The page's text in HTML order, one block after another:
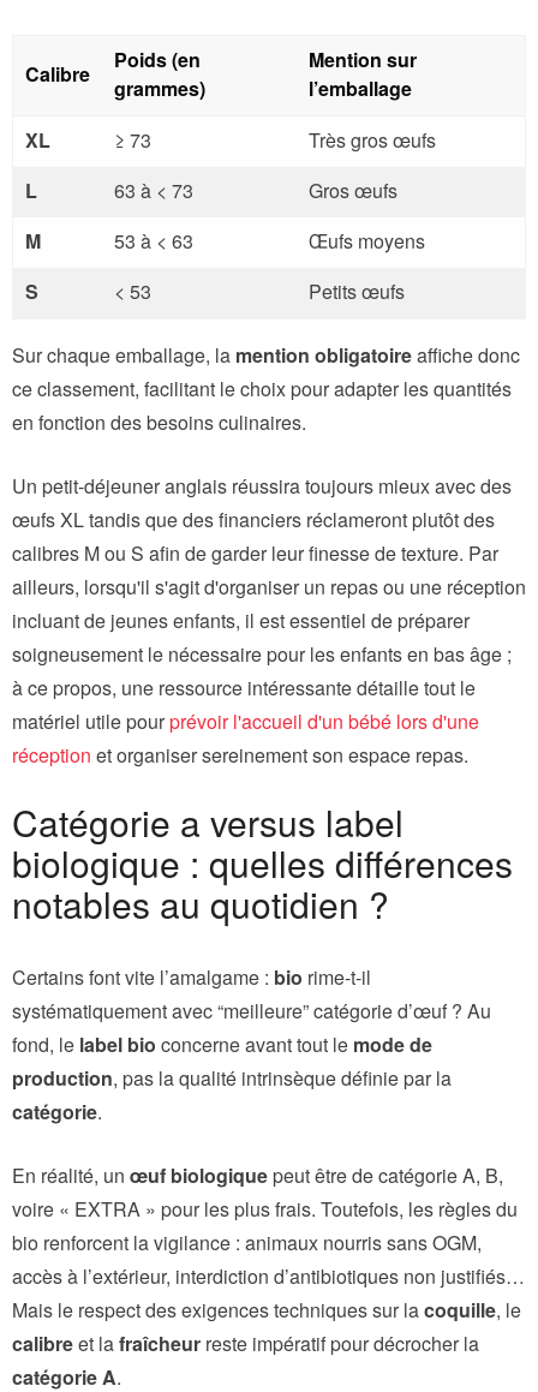
Calibre
Poids (en
grammes)
Mention sur
l’emballage
XL
≥ 73
Très gros œufs
L
63 à < 73
Gros œufs
M
53 à < 63
Œufs moyens
S
< 53 Petits œufs
Sur chaque emballage, la mention obligatoireaffiche donc
ce classement, facilitant le choix pour adapter les quantités
en fonction des besoins culinaires.
Un petit-déjeuner anglais réussira toujours mieux avec des
œufs XL tandis que des financiers réclameront plutôt des
calibres M ou S afin de garder leur finesse de texture. Par
ailleurs, lorsqu'il s'agit d'organiser un repas ou une réception
incluant de jeunes enfants, il est essentiel de préparer
soigneusement le nécessaire pour les enfants en bas âge ;
à ce propos, une ressource intéressante détaille tout le
matériel utile pourprévoir l'accueil d'un bébé lors d'une
réception et organiser sereinement son espace repas.
Catégorie a versus label
biologique : quelles différences
notables au quotidien ?
Certains font vite l’amalgame : bio rime-t-il
systématiquement avec “meilleure” catégorie d’œuf ? Au
fond, le label bio concerne avant tout le mode de
production, pas la qualité intrinsèque définie par la
catégorie.
En réalité, un œuf biologique peut être de catégorie A, B,
voire « EXTRA » pour les plus frais. Toutefois, les règles du
bio renforcent la vigilance : animaux nourris sans OGM,
accès à l’extérieur, interdiction d’antibiotiques non justifiés…
Mais le respect des exigences techniques sur lacoquille, le
calibreet lafraîcheur reste impératif pour décrocher la
catégorie A.